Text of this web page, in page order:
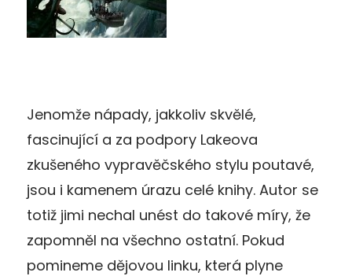
Jenomže nápady, jakkoliv skvělé,
fascinující a za podpory Lakeova
zkušeného vypravěčského stylu poutavé,
jsou i kamenem úrazu celé knihy. Autor se
totiž jimi nechal unést do takové míry, že
zapomněl na všechno ostatní. Pokud
pomineme dějovou linku, která plyne